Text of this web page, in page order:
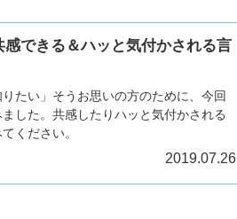
できる＆ハッと気付かされる言
たい」そうお思いの方のために、今回
した。共感したりハッと気付かされる
ください。
2019.07.26